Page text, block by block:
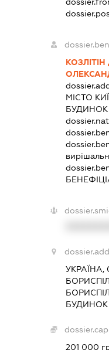
МІСТО
БУДИНОК
УКРАЇНА,
БУДИНОК
201 000